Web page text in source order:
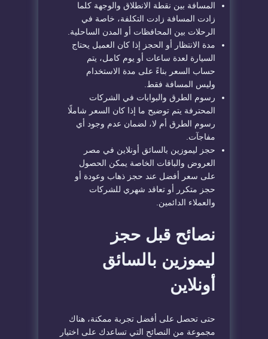
المسافة بين نقطة الانطلاق والوجهة كلما
زادت المسافة زادت التكلفة، خاصة في
الرحلات بين المحافظات أو المدن الساحلية.
مدة الانتظار أو الحجز إذا كان العميل يحتاج
السيارة لعدة ساعات أو يوم كامل، يتم
حساب السعر بناءً على مدة الاستخدام
وليس المسافة فقط.
رسوم الطرق والبوابات في الشركات
المحترفة يتم توضيح ما إذا كان السعر شاملًا
رسوم الطرق أم لا، لضمان عدم وجود أي
مفاجآت.
حجز ليموزين بالسائق أونلاين في مصر
العروض والباقات الخاصة يمكن الحصول
على سعر أفضل عند حجز ذهاب وعودة أو
حجز متكرر أو تعاقد شهري للشركات
والعملاء الدائمين.
نصائح قبل حجز
ليموزين بالسائق
أونلاين
حتى تحصل على أفضل تجربة ممكنة، هناك
مجموعة من النصائح التي تساعدك على اختيار